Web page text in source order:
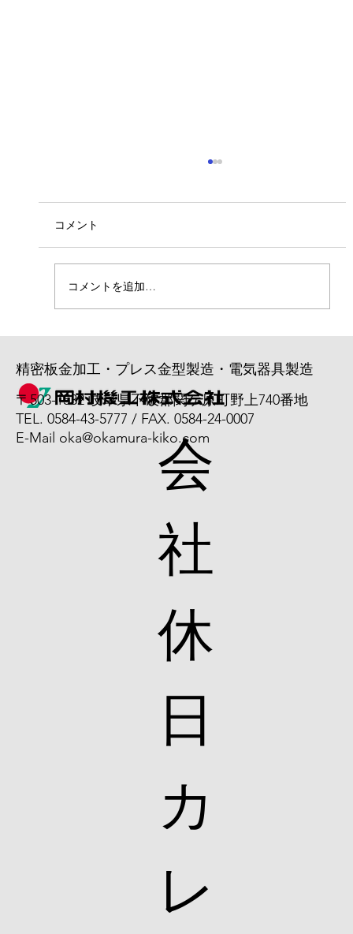
7/6より4名のベトナム人実習生が入社しまし
た。 若い力で活躍してくれることを期待しま
す。 よろしくお願いいたします。
コメント
コメントを追加…
精密板金加工・プレス金型製造・電気器具製造
〒503-1532 岐阜県不破郡関ケ原町野上740番地
TEL. 0584-43-5777 / FAX. 0584-24-0007
E-Mail oka@okamura-kiko.com
​
会
社
休
日
カ
レ